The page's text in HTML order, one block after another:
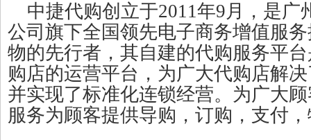
中捷代购创立于2011年9月，是广
公司旗下全国领先电子商务增值服
物的先行者，其自建的代购服务平
购店的运营平台，为广大代购店解
并实现了标准化连锁经营。为广大
服务为顾客提供导购，订购，支付